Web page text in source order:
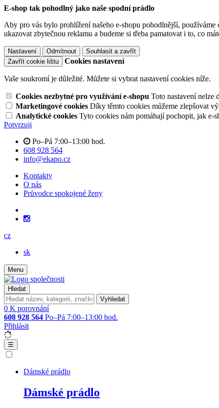
E-shop tak pohodlný jako naše spodní prádlo
Aby pro vás bylo prohlížení našeho e-shopu pohodlnější,
ukazovat zbytečnou reklamu a budeme si třeba pamatovat i to, co
Nastavení Odmítnout
Souhlasit a zavřít
Zavřít cookie lištu
Cookies nastavení
Vaše soukromí je důležité. Můžete si vybrat nastavení cookies níže.
Cookies nezbytné pro využívání e-shopu Toto nastavení nelze
Marketingové cookies Díky těmto cookies můžeme zlepšovat
Analytické cookies Tyto cookies nám pomáhají pochopit, jak e-
Potvrzuji
Po–Pá 7:00–13:00 hod.
608 928 564
info@ekapo.cz
Kontakty
O nás
Průvodce spokojené ženy
cz
sk
Menu
Hledat
Vyhledat
0 K porovnání
608 928 564 Po–Pá 7:00–13:00 hod.
Přihlásit
☰
Dámské prádlo
Dámské prádlo